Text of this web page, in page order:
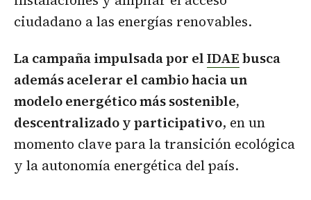
ciudadano a las energías renovables.
La campaña impulsada por elIDAEbusca
además acelerar el cambio hacia un
modelo energético más sostenible,
descentralizado y participativo, en un
momento clave para la transición ecológica
y la autonomía energética del país.